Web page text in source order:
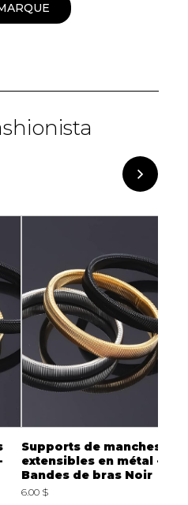
Supports de manches
extensibles en métal -
Bandes de bras Noir
6.00 $